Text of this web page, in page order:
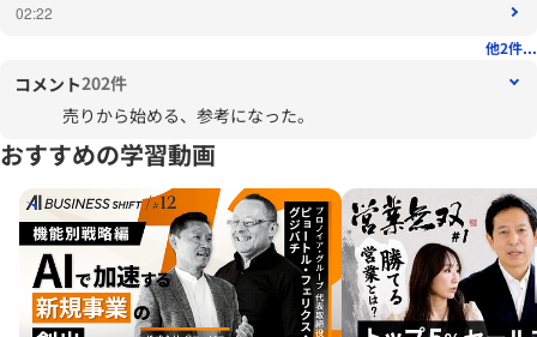
02:22
他2件...
コメント202件
売りから始める、参考になった。
おすすめの学習動画